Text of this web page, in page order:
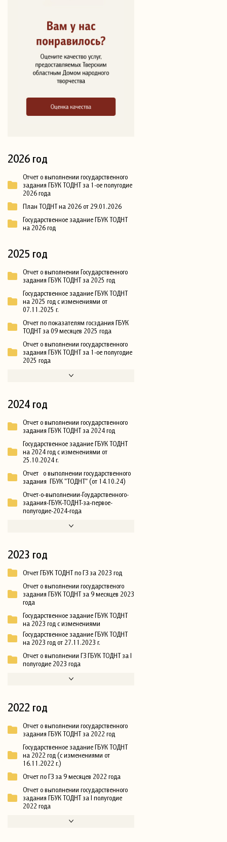
2026 год
Отчет о выполнении государственного
задания ГБУК ТОДНТ за 1-ое полугодие
2026 года
План ТОДНТ на 2026 от 29.01.2026
Государственное задание ГБУК ТОДНТ
на 2026 год
2025 год
Отчет о выполнении Государственного
задания ГБУК ТОДНТ за 2025 год
Государственное задание ГБУК ТОДНТ
на 2025 год с изменениями от
07.11.2025 г.
Отчет по показателям госздания ГБУК
ТОДНТ за 09 месяцев 2025 года
Отчет о выполнении государственного
задания ГБУК ТОДНТ за 1-ое полугодие
2025 года
2024 год
Отчет о выполнении государственного
задания ГБУК ТОДНТ за 2024 год
Государственное задание ГБУК ТОДНТ
на 2024 год с изменениями от
25.10.2024 г.
Отчет о выполнении государственного
задания ГБУК "ТОДНТ" (от 14.10.24)
Отчет-о-выполнении-Гоударственного-
задания-ГБУК-ТОДНТ-за-первое-
полугодие-2024-года
2023 год
Отчет ГБУК ТОДНТ по ГЗ за 2023 год
Отчет о выполнении государственого
задания ГБУК ТОДНТ за 9 месяцев 2023
года
Государственное задание ГБУК ТОДНТ
на 2023 год с изменениями
Государственное задание ГБУК ТОДНТ
на 2023 год от 27.11.2023 г.
Отчет о выполнении ГЗ ГБУК ТОДНТ за I
полугодие 2023 года
2022 год
Отчет о выполнении государственного
задания ГБУК ТОДНТ за 2022 год
Государственное задание ГБУК ТОДНТ
на 2022 год (с изменениями от
16.11.2022 г.)
Отчет по ГЗ за 9 месяцев 2022 года
Отчет о выполнении государственного
задания ГБУК ТОДНТ за I полугодие
2022 года